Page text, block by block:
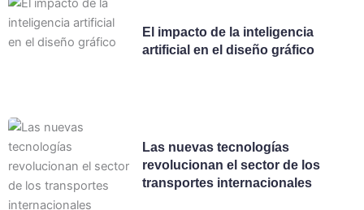
El impacto de la inteligencia
artificial en el diseño gráfico
Las nuevas tecnologías
revolucionan el sector de los
transportes internacionales